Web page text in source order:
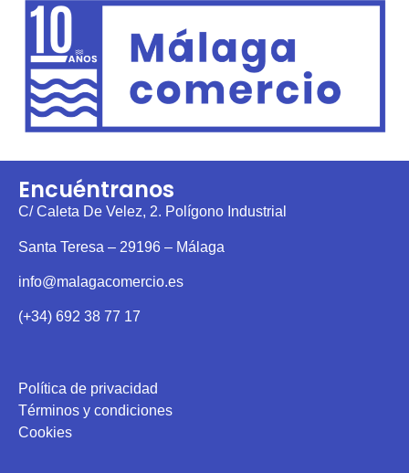
Encuéntranos
C/ Caleta De Velez, 2. Polígono Industrial
Santa Teresa – 29196 – Málaga
info@malagacomercio.es
(+34) 692 38 77 17
Política de privacidad
Términos y condiciones
Cookies